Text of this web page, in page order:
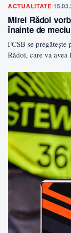
ACTUALITATE
Mirel Rădoi
înainte de
FCSB se
Rădoi, care va